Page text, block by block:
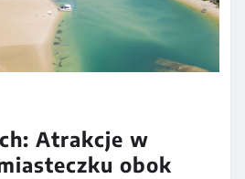
Atrakcje w
obok